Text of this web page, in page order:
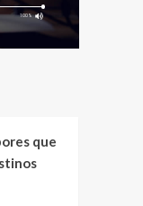
que